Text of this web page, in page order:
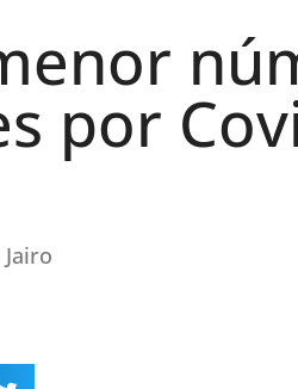
por
Jairo